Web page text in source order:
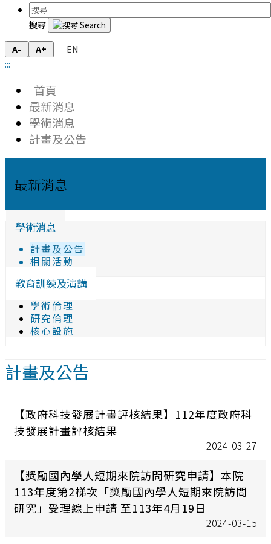
搜尋
A- A+
EN
:::
首頁
最新消息
學術消息
計畫及公告
最新消息
學術消息
計畫及公告
相關活動
教育訓練及演講
學術倫理
研究倫理
核心設施
計畫及公告
【政府科技發展計畫評核結果】112年度政府科
技發展計畫評核結果
2024-03-27
【獎勵國內學人短期來院訪問研究申請】本院
113年度第2梯次「獎勵國內學人短期來院訪問
研究」受理線上申請 至113年4月19日
2024-03-15